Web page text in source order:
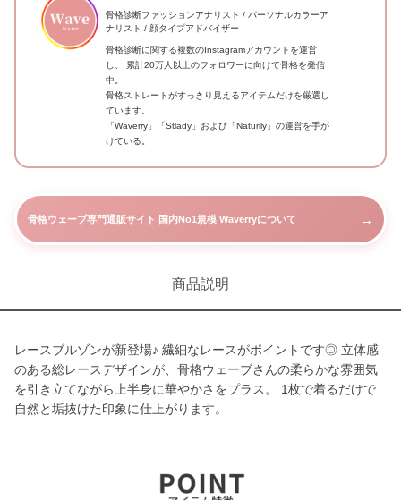
骨格診断ファッションアナリスト / パーソナルカラーア
ナリスト / 顔タイプアドバイザー
骨格診断に関する複数のInstagramアカウントを運営
し、 累計20万人以上のフォロワーに向けて骨格を発信
中。
骨格ストレートがすっきり見えるアイテムだけを厳選し
ています。
「Waverry」「Stlady」および「Naturily」の運営を手が
けている。
骨格ウェーブ専門通販サイト 国内No1規模 Waverryについて →
商品説明
レースブルゾンが新登場♪ 繊細なレースがポイントです◎ 立体感
のある総レースデザインが、骨格ウェーブさんの柔らかな雰囲気
を引き立てながら上半身に華やかさをプラス。 1枚で着るだけで
自然と垢抜けた印象に仕上がります。